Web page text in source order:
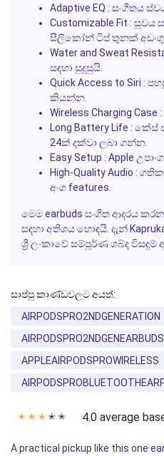
Adaptive EQ : සංගීතය
Customizable Fit : සුවය
සීලිකෝන් ටිප් තුනක් අඩංගු
Water and Sweat
සඳහා සුදුසුයි.
Quick Access to Siri :
කියන්න.
Wireless Charging Case
Long Battery Life : කේස්
24ක් දක්වා ලබා ගන්න.
Easy Setup : Apple
High-Quality Audio :
අංග features.
මෙම earbuds සංගීත ආදරය
සඳහා අතිශය හොඳයි. දැන්
ශ්‍රී ලංකාවේ සම්පූර්ණ ශබ්ද විසඳුම්
සාප්පු කාණ්ඩවලට අයත්:
AIRPODSPRO2NDGENERATION
AIRPODSPRO2NDGENEARBUDS
APPLEAIRPODSPROWIRELESS
✭ ✭ ✭ ✭ ✭ 4.0 average
A practical pickup like this one